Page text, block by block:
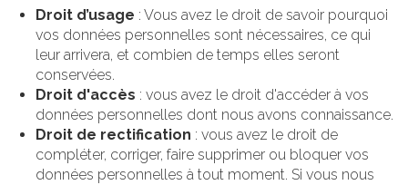
Droit d’usage : Vous avez le droit de savoir pourquoi
vos données personnelles sont nécessaires, ce qui
leur arrivera, et combien de temps elles seront
conservées.
Droit d'accès : vous avez le droit d'accéder à vos
données personnelles dont nous avons connaissance.
Droit de rectification : vous avez le droit de
compléter, corriger, faire supprimer ou bloquer vos
données personnelles à tout moment. Si vous nous